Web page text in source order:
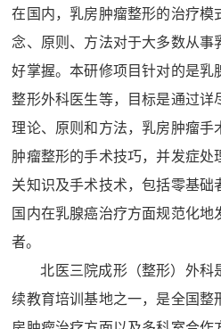
在国内，乳房肿瘤整形的治疗模
念、原则、方法对于大多数从事
好掌握。本研修项目针对的是乳
整形外科医生等，目标是通过详
理论、原则和方法，乳房肿瘤手
肿瘤整形的手术技巧，并发症处
关知识及手术技术，包括零基础
国内在乳腺癌治疗方面规范化
者。
北医三院成形（整形）外科
续教育培训基地之一，是全国整